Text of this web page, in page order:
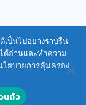
เป็นไปอย่างราบรื่น
ด้อ่านและทำความ
โยบายการคุ้มครอง
นตัว